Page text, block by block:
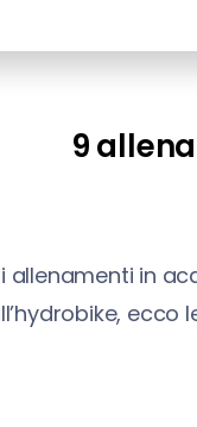
9
allenamenti in